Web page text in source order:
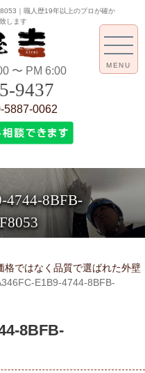
｜職人歴19年以上のプロが確か
します
〜 PM 6:00
9437
5887-0062
4744-8BFB-
MENU
格ではなく品質で選ばれた外壁
E1B9-4744-8BFB-
8BFB-